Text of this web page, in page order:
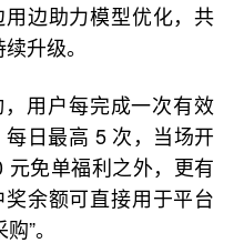
边助力模型优化，共
升级。
，用户每完成一次有效
日最高 5 次，当场开
免单福利之外，更有
余额可直接用于平台
”。